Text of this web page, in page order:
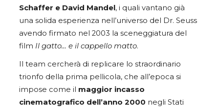
Schaffer e David Mandel, i quali vantano già
una solida esperienza nell’universo del Dr. Seuss
avendo firmato nel 2003 la sceneggiatura del
film Il gatto… e il cappello matto.
Il team cercherà di replicare lo straordinario
trionfo della prima pellicola, che all’epoca si
impose come il maggior incasso
cinematografico dell’anno 2000 negli Stati